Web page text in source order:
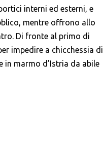
interni ed esterni, e
mentre offrono allo
Di fronte al primo di
impedire a chicchessia di
in marmo d’Istria da abile